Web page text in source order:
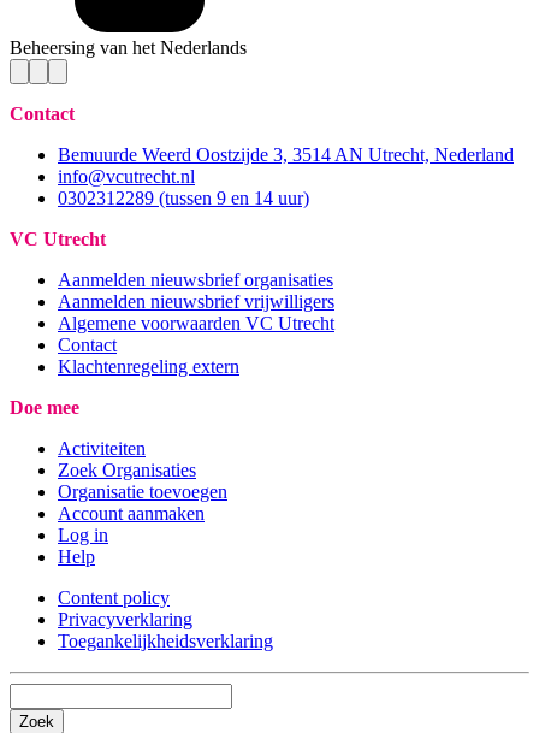
Beheersing van het Nederlands
Contact
Bemuurde Weerd Oostzijde 3, 3514 AN Utrecht, Nederland
info@vcutrecht.nl
0302312289 (tussen 9 en 14 uur)
VC Utrecht
Aanmelden nieuwsbrief organisaties
Aanmelden nieuwsbrief vrijwilligers
Algemene voorwaarden VC Utrecht
Contact
Klachtenregeling extern
Doe mee
Activiteiten
Zoek Organisaties
Organisatie toevoegen
Account aanmaken
Log in
Help
Content policy
Privacyverklaring
Toegankelijkheidsverklaring
Zoek